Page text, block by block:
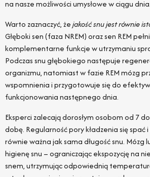
na nasze możliwości umysłowe w ciągu dnia.
Warto zaznaczyć, żejakość snu jest równie
Głęboki sen (faza NREM) oraz sen REM
komplementarne funkcje w utrzymaniu
Podczas snu głębokiego następuje
organizmu, natomiast w fazie REM mózg
wspomnienia i przygotowuje się do
funkcjonowania następnego dnia.
Eksperci zalecają dorosłym osobom od 7
dobę. Regularność pory kładzenia się spać
równie ważna jak sama długość snu. Mózg
higienę snu – ograniczając ekspozycję na
snem, utrzymując odpowiednią